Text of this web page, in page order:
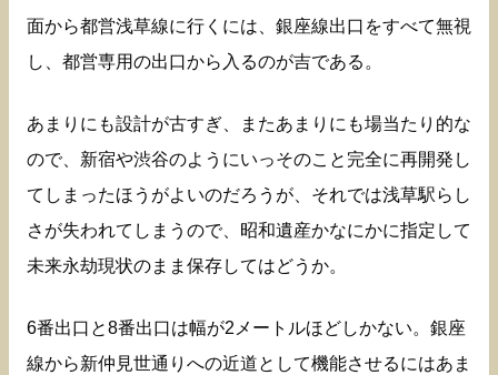
面から都営浅草線に行くには、銀座線出口をすべて無視
し、都営専用の出口から入るのが吉である。
あまりにも設計が古すぎ、またあまりにも場当たり的な
ので、新宿や渋谷のようにいっそのこと完全に再開発し
てしまったほうがよいのだろうが、それでは浅草駅らし
さが失われてしまうので、昭和遺産かなにかに指定して
未来永劫現状のまま保存してはどうか。
6番出口と8番出口は幅が2メートルほどしかない。銀座
線から新仲見世通りへの近道として機能させるにはあま